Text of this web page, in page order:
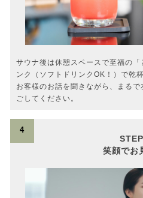
サウナ後は休憩スペースで至福の
ンク（ソフトドリンクOK！）で乾
お客様のお話を聞きながら、まる
ごしてください。
4
笑顔でお